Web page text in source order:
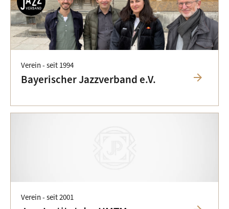
Verein - seit 1994
Bayerischer Jazzverband e.V. arrow_forward
Verein - seit 2001